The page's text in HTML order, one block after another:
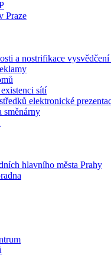
Praze
a nostrifikace
sítí
elektronické
směnárny
hlavního města Prahy